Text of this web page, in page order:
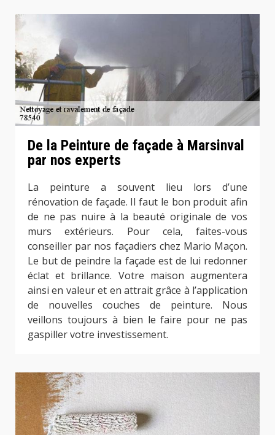
De la Peinture de façade à Marsinval
par nos experts
La peinture a souvent lieu lors d’une
rénovation de façade. Il faut le bon produit afin
de ne pas nuire à la beauté originale de vos
murs extérieurs. Pour cela, faites-vous
conseiller par nos façadiers chez Mario Maçon.
Le but de peindre la façade est de lui redonner
éclat et brillance. Votre maison augmentera
ainsi en valeur et en attrait grâce à l’application
de nouvelles couches de peinture. Nous
veillons toujours à bien le faire pour ne pas
gaspiller votre investissement.